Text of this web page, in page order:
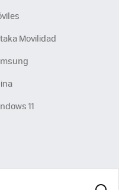
Movilidad
11